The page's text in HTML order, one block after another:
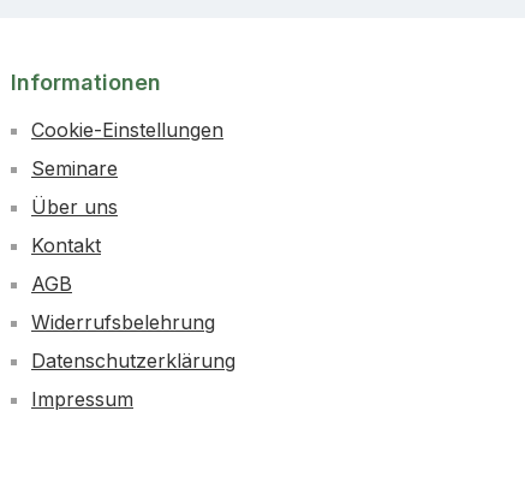
Informationen
Cookie-Einstellungen
Seminare
Über uns
Kontakt
AGB
Widerrufsbelehrung
Datenschutzerklärung
Impressum